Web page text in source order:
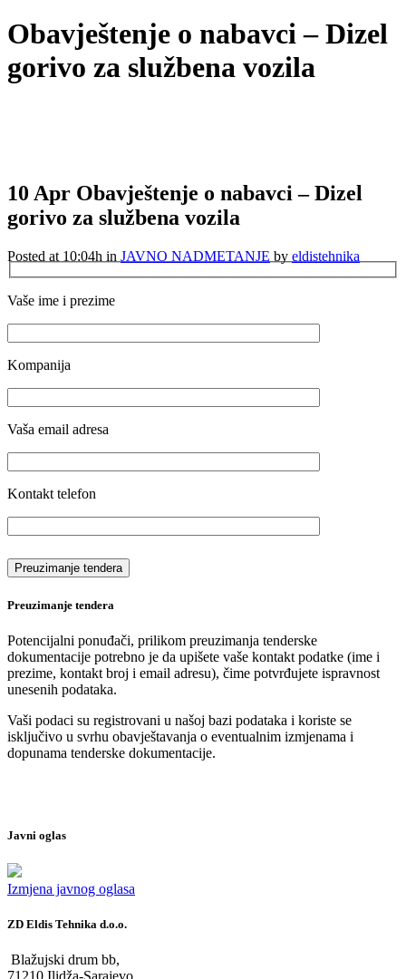
Obavještenje o nabavci – Dizel
gorivo za službena vozila
10 Apr Obavještenje o nabavci – Dizel
gorivo za službena vozila
Posted at 10:04h in JAVNO NADMETANJE by eldistehnika
Vaše ime i prezime
Kompanija
Vaša email adresa
Kontakt telefon
Preuzimanje tendera
Potencijalni ponuđači, prilikom preuzimanja tenderske
dokumentacije potrebno je da upišete vaše kontakt podatke (ime i
prezime, kontakt broj i email adresu), čime potvrđujete ispravnost
unesenih podataka.
Vaši podaci su registrovani u našoj bazi podataka i koriste se
isključivo u svrhu obavještavanja o eventualnim izmjenama i
dopunama tenderske dokumentacije.
Javni oglas
Izmjena javnog oglasa
ZD Eldis Tehnika d.o.o.
Blažujski drum bb,